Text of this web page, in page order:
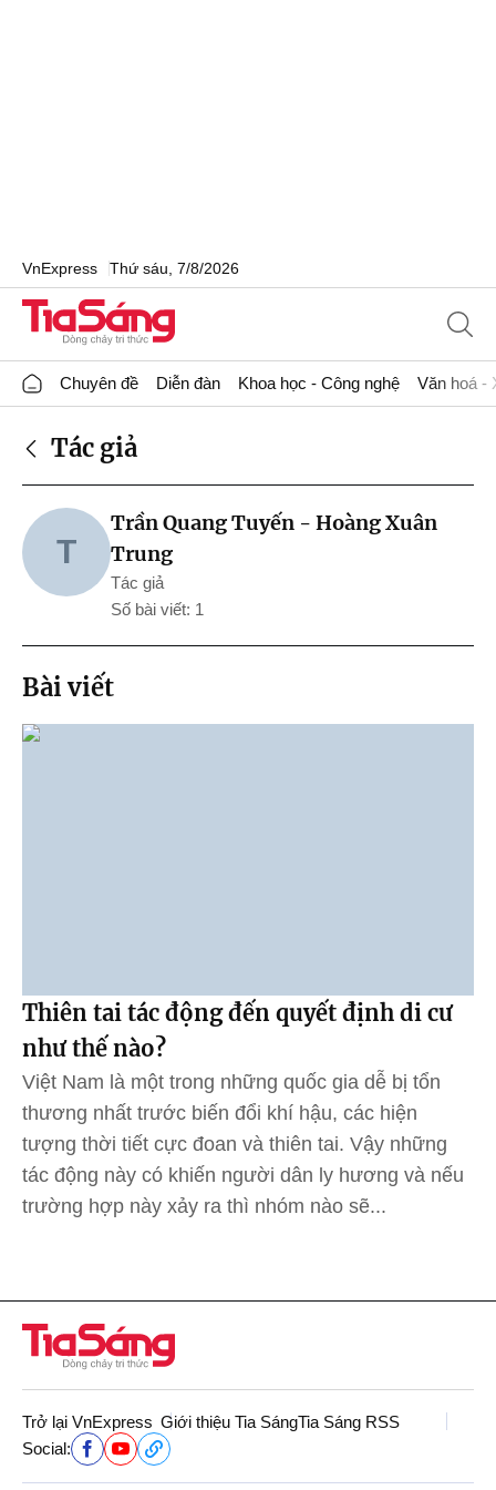
VnExpress Thứ sáu, 7/8/2026
Chuyên đề Diễn đàn Khoa học - Công nghệ Văn hoá -
Tác giả
T
Trần Quang Tuyến - Hoàng Xuân
Trung
Tác giả
Số bài viết: 1
Bài viết
Thiên tai tác động đến quyết định di cư
như thế nào?
Việt Nam là một trong những quốc gia dễ bị tổn
thương nhất trước biến đổi khí hậu, các hiện
tượng thời tiết cực đoan và thiên tai. Vậy những
tác động này có khiến người dân ly hương và nếu
trường hợp này xảy ra thì nhóm nào sẽ...
Trở lại VnExpress Giới thiệu Tia SángTia Sáng RSS
Social: